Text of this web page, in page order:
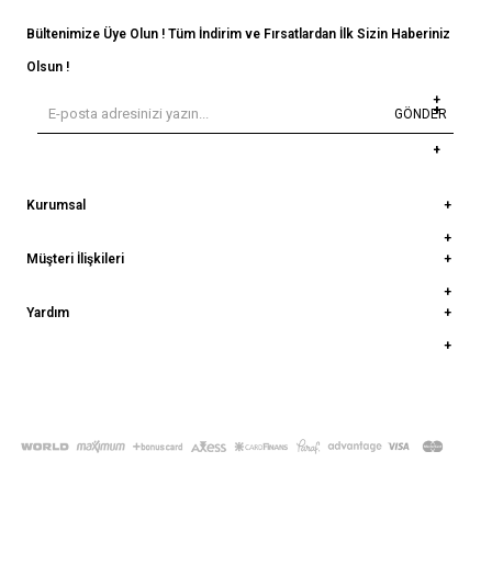
Bültenimize Üye Olun ! Tüm İndirim ve Fırsatlardan İlk Sizin Haberiniz
Olsun !
GÖNDER
Kurumsal
Müşteri İlişkileri
Yardım